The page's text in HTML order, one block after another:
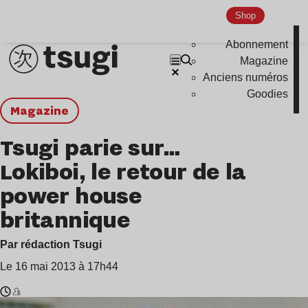
Shop
Abonnement
Magazine
Anciens numéros
Goodies
magazine
Tsugi parie sur…
Lokiboi, le retour de la
power house
britannique
Par rédaction Tsugi
Le 16 mai 2013 à 17h44
Temps
Lokiboi